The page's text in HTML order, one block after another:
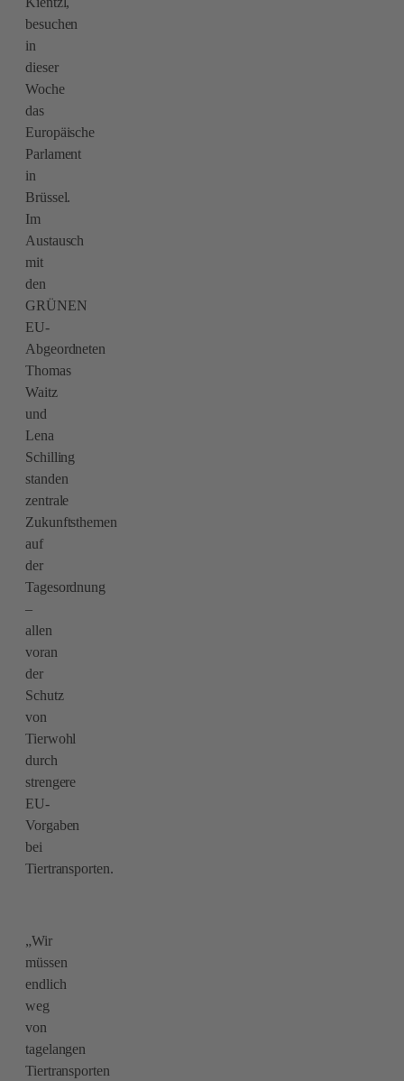
besuchen
in
dieser
Woche
das
Europäische
Parlament
in
Brüssel.
Im
Austausch
mit
den
GRÜNEN
EU-
Abgeordneten
Thomas
Waitz
und
Lena
Schilling
standen
zentrale
Zukunftsthemen
auf
der
Tagesordnung
–
allen
voran
der
Schutz
von
Tierwohl
durch
strengere
EU-
Vorgaben
bei
Tiertransporten.
„Wir
müssen
endlich
weg
von
tagelangen
Tiertransporten